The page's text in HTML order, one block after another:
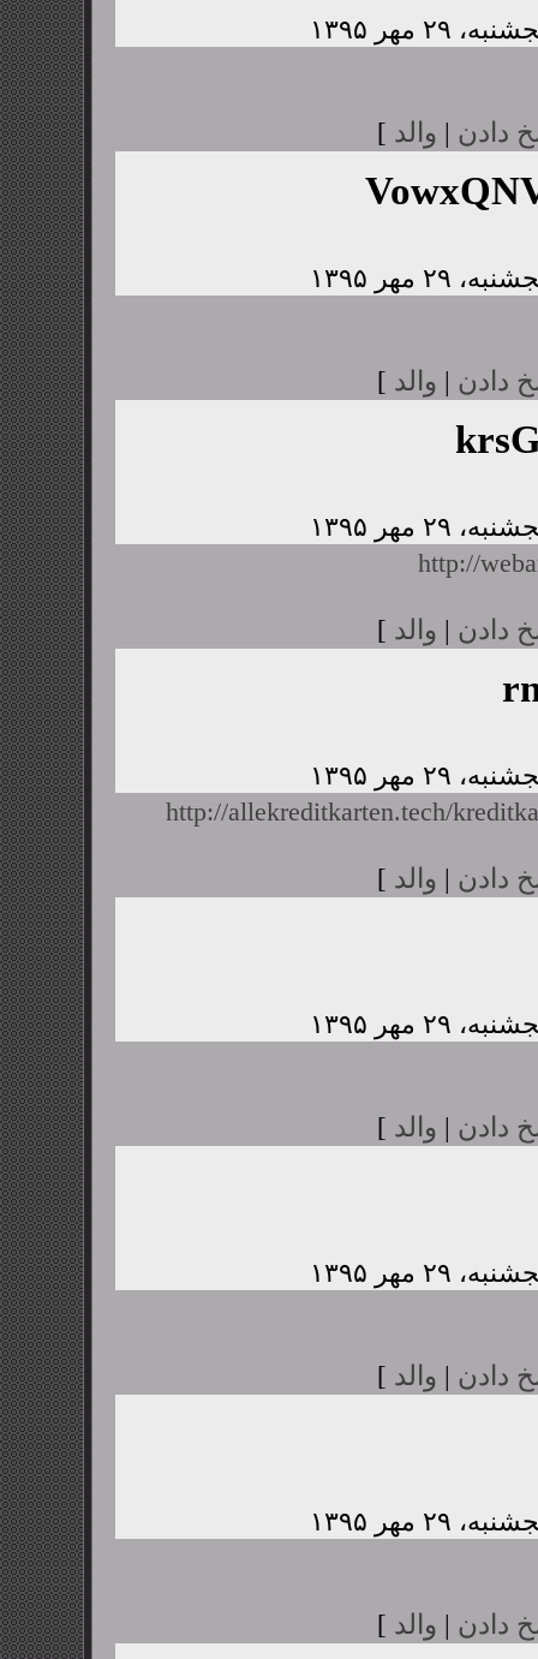
دادن | والد ]
دادن | والد ]
http://
دادن | والد ]
http://allekreditkarten.tech/
دادن | والد ]
دادن | والد ]
دادن | والد ]
دادن | والد ]